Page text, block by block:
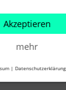
Requisitions
Akzeptieren
mehr
| Datenschutzerklärung